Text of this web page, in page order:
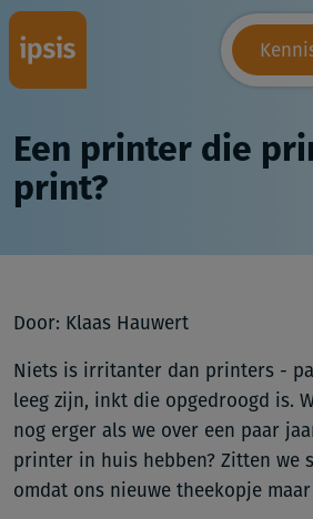
Een printer die
print?
Door: Klaas Hauwert
Niets is irritanter dan printers -
leeg zijn, inkt die opgedroogd is.
nog erger als we over een paar
printer in huis hebben? Zitten we
omdat ons nieuwe theekopje